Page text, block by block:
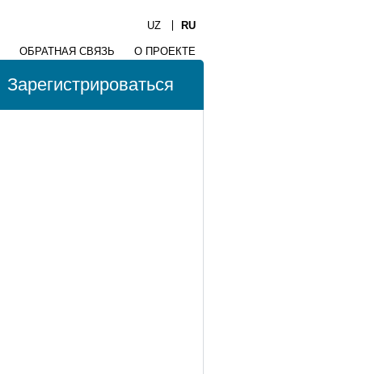
UZ RU
ОБРАТНАЯ СВЯЗЬ О ПРОЕКТЕ
Зарегистрироваться